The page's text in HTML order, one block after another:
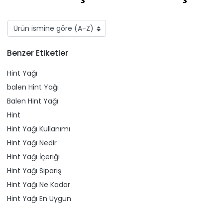
Benzer Etiketler
Hint Yağı
​balen Hint Yağı
Balen Hint Yağı
Hint
Hint Yağı Kullanımı
Hint Yağı Nedir
Hint Yağı İçeriği
Hint Yağı Sipariş
Hint Yağı Ne Kadar
Hint Yağı En Uygun